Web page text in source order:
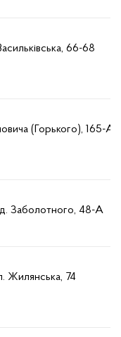
66-68
(Горького), 165-А
Заболотного, 48-А
Жилянська, 74